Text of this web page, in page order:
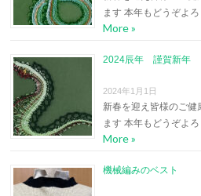
ます 本年もどうぞよ
More »
2024辰年 謹賀新年
2024年1月1日
新春を迎え皆様のご健
ます 本年もどうぞよ
More »
機械編みのベスト